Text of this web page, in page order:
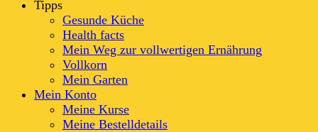
Tipps
Gesunde Küche
Health facts
Mein Weg zur vollwertigen Ernährung
Vollkorn
Mein Garten
Mein Konto
Meine Kurse
Meine Bestelldetails